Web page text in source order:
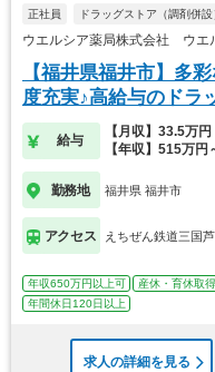
正社員 ドラッグストア（調剤併設
ウエルシア薬局株式会社 ウエ
【福井県福井市】多
度充実♪高給与のド
給与
【月収】33.5万円
【年収】515万円
勤務地 福井県 福井市
アクセス えちぜん鉄道三国
年収650万円以上可 産休・育休取
年間休日120日以上
求人の詳細を見る